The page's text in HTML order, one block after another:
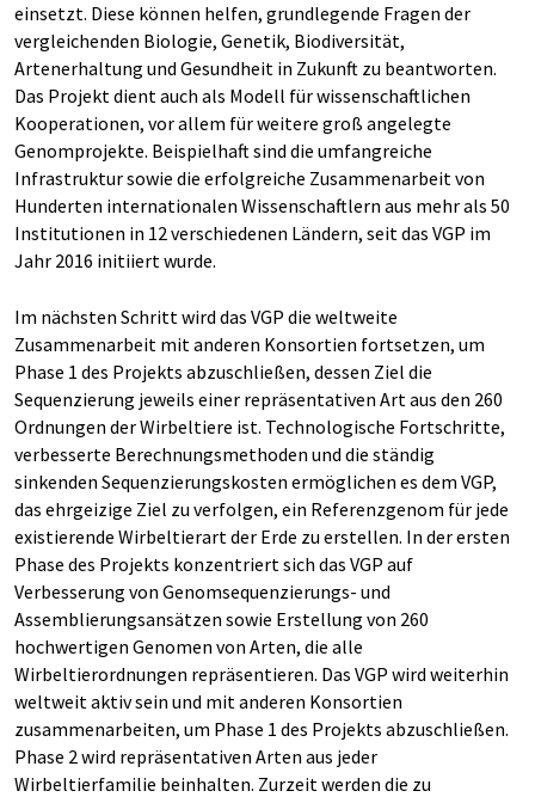
einsetzt. Diese können helfen, grundlegende Fragen der
vergleichenden Biologie, Genetik, Biodiversität,
Artenerhaltung und Gesundheit in Zukunft zu beantworten.
Das Projekt dient auch als Modell für wissenschaftlichen
Kooperationen, vor allem für weitere groß angelegte
Genomprojekte. Beispielhaft sind die umfangreiche
Infrastruktur sowie die erfolgreiche Zusammenarbeit von
Hunderten internationalen Wissenschaftlern aus mehr als 50
Institutionen in 12 verschiedenen Ländern, seit das VGP im
Jahr 2016 initiiert wurde.
Im nächsten Schritt wird das VGP die weltweite
Zusammenarbeit mit anderen Konsortien fortsetzen, um
Phase 1 des Projekts abzuschließen, dessen Ziel die
Sequenzierung jeweils einer repräsentativen Art aus den 260
Ordnungen der Wirbeltiere ist. Technologische Fortschritte,
verbesserte Berechnungsmethoden und die ständig
sinkenden Sequenzierungskosten ermöglichen es dem VGP,
das ehrgeizige Ziel zu verfolgen, ein Referenzgenom für jede
existierende Wirbeltierart der Erde zu erstellen. In der ersten
Phase des Projekts konzentriert sich das VGP auf
Verbesserung von Genomsequenzierungs- und
Assemblierungsansätzen sowie Erstellung von 260
hochwertigen Genomen von Arten, die alle
Wirbeltierordnungen repräsentieren. Das VGP wird weiterhin
weltweit aktiv sein und mit anderen Konsortien
zusammenarbeiten, um Phase 1 des Projekts abzuschließen.
Phase 2 wird repräsentativen Arten aus jeder
Wirbeltierfamilie beinhalten. Zurzeit werden die zu